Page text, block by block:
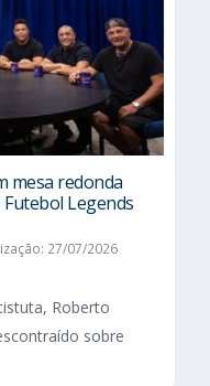
mesa redonda
Legends
27/07/2026
Roberto
sobre